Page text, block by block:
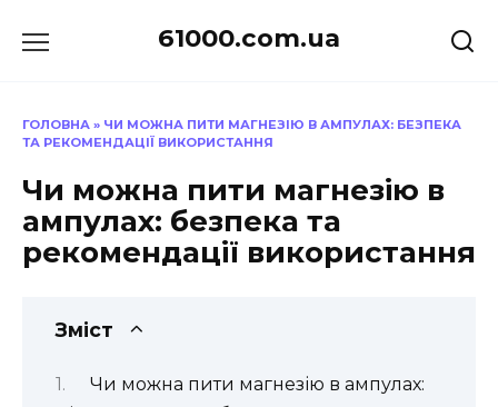
до
61000.com.ua
ГОЛОВНА » ЧИ МОЖНА ПИТИ МАГНЕЗІЮ В АМПУЛАХ: БЕЗПЕКА
ТА РЕКОМЕНДАЦІЇ ВИКОРИСТАННЯ
Чи можна пити магнезію в
ампулах: безпека та
рекомендації використання
Зміст
Чи можна пити магнезію в ампулах: